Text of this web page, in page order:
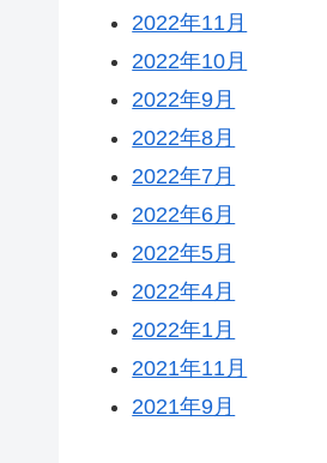
2022年11月
2022年10月
2022年9月
2022年8月
2022年7月
2022年6月
2022年5月
2022年4月
2022年1月
2021年11月
2021年9月